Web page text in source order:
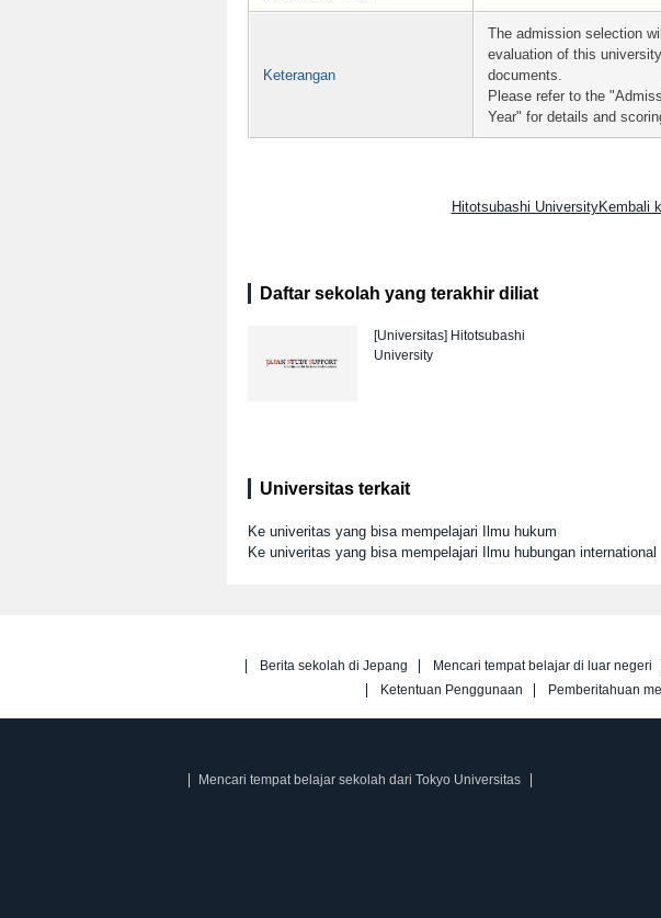
Keterangan
The admission selection
evaluation of this
documents.
Please refer to the
Year" for details and
Hitotsubashi UniversityKembali
Daftar sekolah yang terakhir diliat
[Universitas] Hitotsubashi
University
Universitas terkait
Ke univeritas yang bisa mempelajari Ilmu hukum
Ke univeritas yang bisa mempelajari Ilmu hubungan international
Berita sekolah di Jepang Mencari tempat belajar di luar negeri
Ketentuan Penggunaan
Pemberitahuan
Mencari tempat belajar sekolah dari Tokyo Universitas